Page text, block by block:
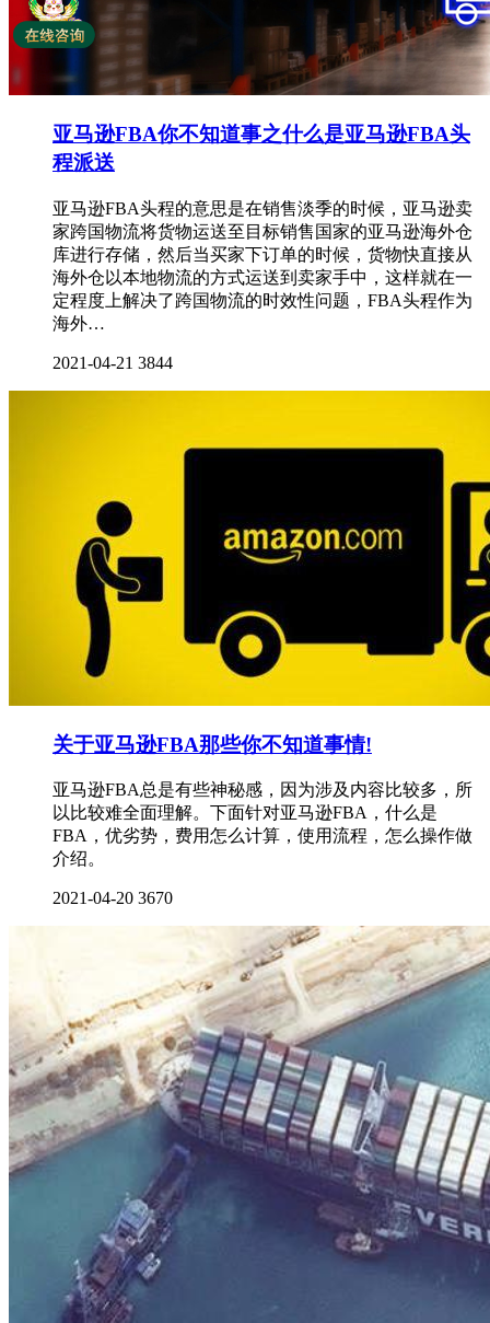
亚马逊FBA你不知道事之什么是亚马逊FBA头
程派送
亚马逊FBA头程的意思是在销售淡季的时候，亚马逊卖
家跨国物流将货物运送至目标销售国家的亚马逊海外仓
库进行存储，然后当买家下订单的时候，货物快直接从
海外仓以本地物流的方式运送到卖家手中，这样就在一
定程度上解决了跨国物流的时效性问题，FBA头程作为
海外…
2021-04-21 3844
关于亚马逊FBA那些你不知道事情!
亚马逊FBA总是有些神秘感，因为涉及内容比较多，所
以比较难全面理解。下面针对亚马逊FBA，什么是
FBA，优劣势，费用怎么计算，使用流程，怎么操作做
介绍。
2021-04-20 3670